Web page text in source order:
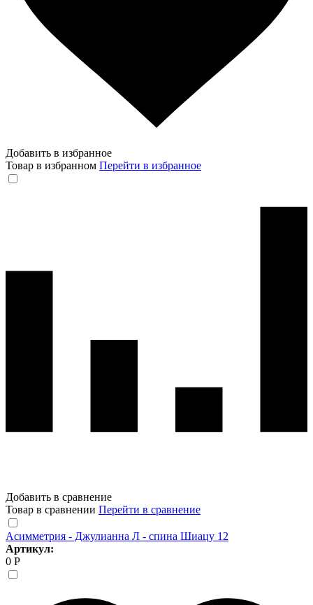
Добавить в избранное
Товар в избранном Перейти в избранное
Добавить в сравнение
Товар в сравнении Перейти в сравнение
Асимметрия - Джулианна Л - спина Шиацу 12
Артикул:
0 Р